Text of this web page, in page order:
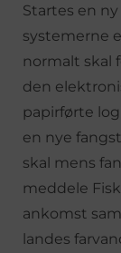
Startes en
systemerne
normalt skal
den
papirførte
en nye
skal mens
meddele
ankomst
landes